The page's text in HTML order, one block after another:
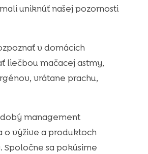
uniknúť našej pozornosti
v domácich
liečbou mačacej astmy,
vrátane prachu,
management
o výžive a produktoch
sa pokúsime